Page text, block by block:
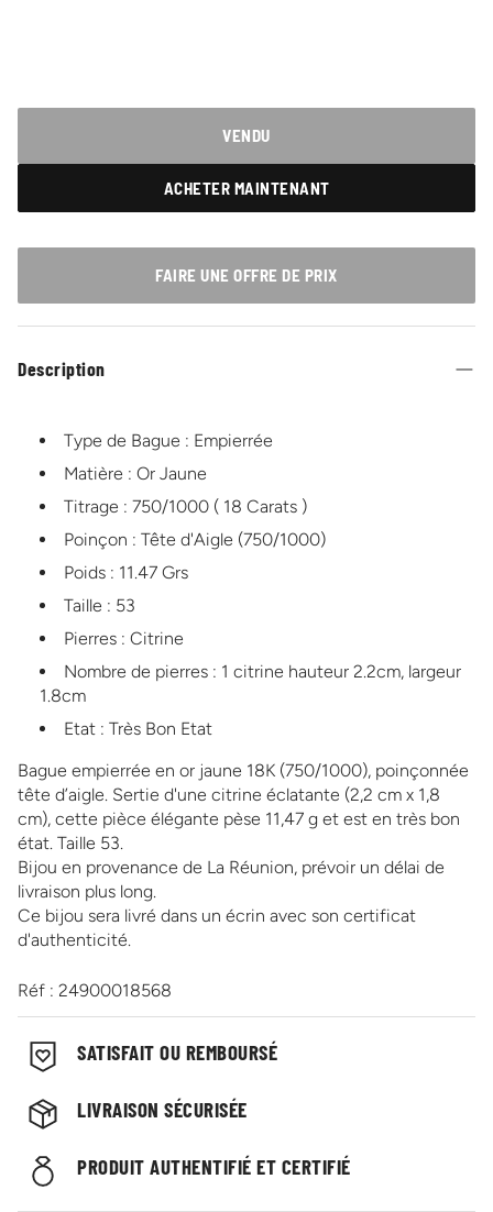
VENDU
ACHETER MAINTENANT
FAIRE UNE OFFRE DE PRIX
Description
Type de Bague : Empierrée
Matière : Or Jaune
Titrage : 750/1000 ( 18 Carats )
Poinçon : Tête d'Aigle (750/1000)
Poids : 11.47 Grs
Taille : 53
Pierres : Citrine
Nombre de pierres : 1 citrine hauteur 2.2cm, largeur
1.8cm
Etat : Très Bon Etat
Bague empierrée en or jaune 18K (750/1000), poinçonnée
tête d’aigle. Sertie d'une citrine éclatante (2,2 cm x 1,8
cm), cette pièce élégante pèse 11,47 g et est en très bon
état. Taille 53.
Bijou en provenance de La Réunion, prévoir un délai de
livraison plus long.
Ce bijou sera livré dans un écrin avec son certificat
d'authenticité.
Réf : 24900018568
SATISFAIT OU REMBOURSÉ
LIVRAISON SÉCURISÉE
PRODUIT AUTHENTIFIÉ ET CERTIFIÉ